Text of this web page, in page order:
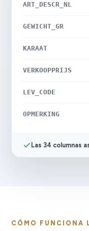
ART_DESCR_NL
GEWICHT_GR
KARAAT
VERKOOPPRIJS
LEV_CODE
OPMERKING
Las 34 columnas
CÓMO FUNCIONA